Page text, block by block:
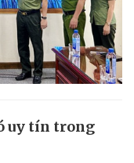
uy tín trong